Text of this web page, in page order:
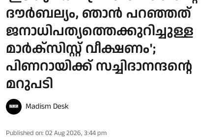
ദൗര്‍ബല്യം, ഞാന്‍ പറഞ്ഞത്
ജനാധിപത്യത്തെക്കുറിച്ചുള്ള
മാര്‍ക്‌സിസ്റ്റ് വീക്ഷണം';
പിണറായിക്ക് സച്ചിദാനന്ദന്റെ
മറുപടി
Madism Desk
Published on: 02 Aug 2026, 3:44 pm